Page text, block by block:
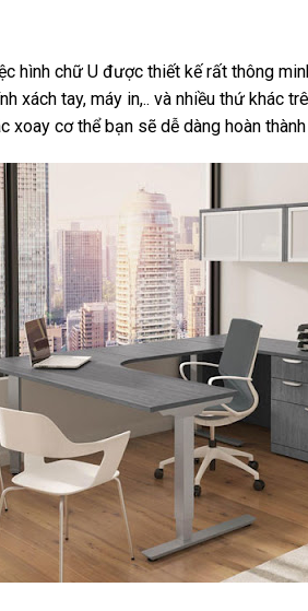
hình chữ U được thiết kế rất thông
xách tay, máy in,.. và nhiều thứ khác
xoay cơ thể bạn sẽ dễ dàng hoàn